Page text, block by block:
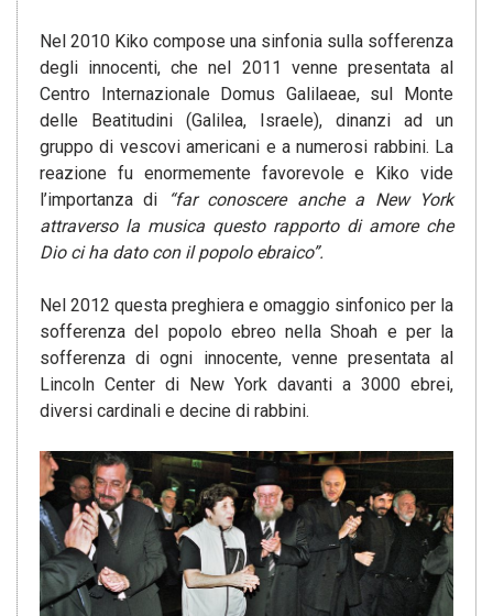
Nel 2010 Kiko compose una sinfonia sulla sofferenza
degli innocenti, che nel 2011 venne presentata al
Centro Internazionale Domus Galilaeae, sul Monte
delle Beatitudini (Galilea, Israele), dinanzi ad un
gruppo di vescovi americani e a numerosi rabbini. La
reazione fu enormemente favorevole e Kiko vide
l’importanza di
“far conoscere anche a New York
attraverso la musica questo rapporto di amore che
Dio ci ha dato con il popolo ebraico”.
Nel 2012 questa preghiera e omaggio sinfonico per la
sofferenza del popolo ebreo nella Shoah e per la
sofferenza di ogni innocente, venne presentata al
Lincoln Center di New York davanti a 3000 ebrei,
diversi cardinali e decine di rabbini.